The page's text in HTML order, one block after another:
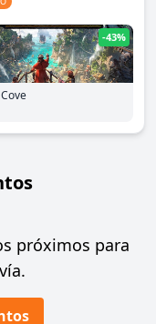
-43%
próximos para